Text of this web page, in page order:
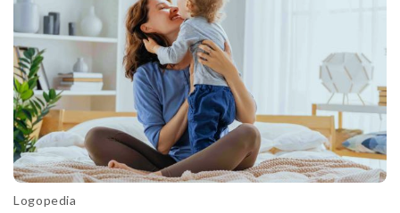
Logopedia